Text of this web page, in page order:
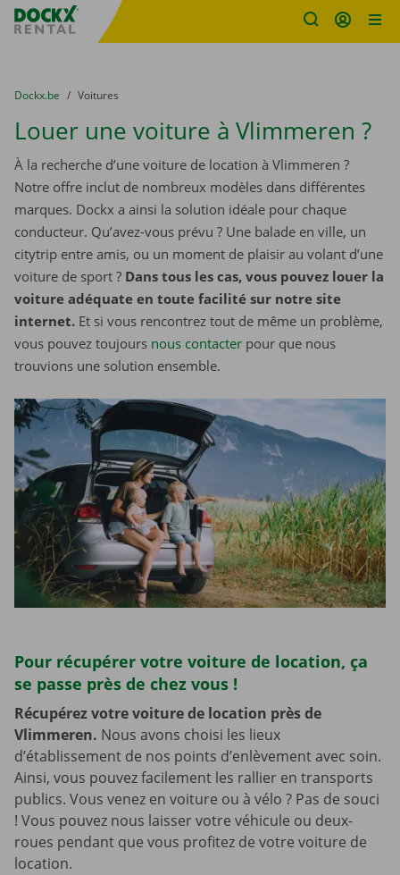
sitename
You are here:
du
Dockx.be to
Voitures
Louer une voiture à Vlimmeren ?
À la recherche d’une voiture de location à Vlimmeren ?
Notre offre inclut de nombreux modèles dans différentes
marques. Dockx a ainsi la solution idéale pour chaque
conducteur. Qu’avez-vous prévu ? Une balade en ville, un
citytrip entre amis, ou un moment de plaisir au volant d’une
voiture de sport ? Dans tous les cas, vous pouvez louer la
voiture adéquate en toute facilité sur notre site
internet. Et si vous rencontrez tout de même un problème,
vous pouvez toujours nous contacter pour que nous
trouvions une solution ensemble.
Pour récupérer votre voiture de location, ça
se passe près de chez vous !
Récupérez votre voiture de location près de
Vlimmeren. Nous avons choisi les lieux
d’établissement de nos points d’enlèvement avec soin.
Ainsi, vous pouvez facilement les rallier en transports
publics. Vous venez en voiture ou à vélo ? Pas de souci
! Vous pouvez nous laisser votre véhicule ou deux-
roues pendant que vous profitez de votre voiture de
location.